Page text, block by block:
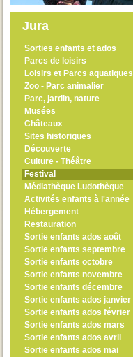
Jura
Sorties enfants et ados
Parcs de loisirs
Loisirs et Parcs aquatiques
Zoo - Parc animalier
Parc, jardin, nature
Musées
Châteaux
Sites historiques
Découverte
Culture - Théâtre
Festival
Médiathèque Ludothèque
Activités enfants à l'année
Hébergement
Restauration
Sortie enfants ados août
Sortie enfants septembre
Sortie enfants octobre
Sortie enfants novembre
Sortie enfants décembre
Sortie enfants ados janvier
Sortie enfants ados février
Sortie enfants ados mars
Sortie enfants ados avril
Sortie enfants ados mai